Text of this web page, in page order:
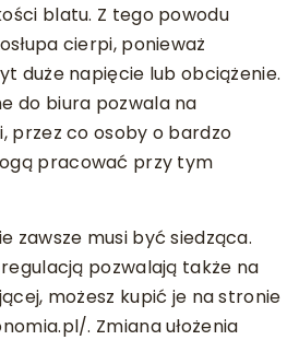
blatu. Z tego powodu
cierpi, ponieważ
duże napięcie lub obciążenie.
do biura pozwala na
przez co osoby o bardzo
pracować przy tym
zawsze musi być siedząca.
pozwalają także na
możesz kupić je na stronie
. Zmiana ułożenia